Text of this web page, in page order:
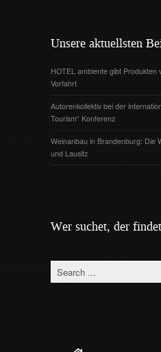
Unsere aktuellsten
HOTEL ambiente gibt Produkten
Vorfahrt
Autorenkollektiv bei der
Tourism“ Konferenz
Weinanbau in Brandenburg: Die
und Lausitz
Wer suchet, der findet